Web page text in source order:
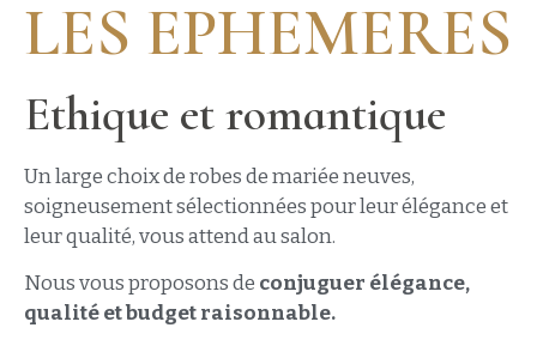
LES EPHEMERES
Ethique et romantique
Un large choix de robes de mariée neuves,
soigneusement sélectionnées pour leur élégance et
leur qualité, vous attend au salon.
Nous vous proposons de conjuguer élégance,
qualité et budget raisonnable.